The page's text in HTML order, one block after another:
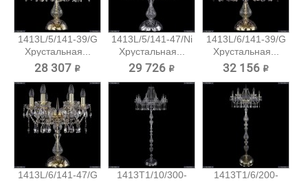
1413L/5/141-39/G
Хрустальная...
28 307 ₽
1413L/5/141-47/Ni
Хрустальная...
29 726 ₽
1413L/6/141-39/G
Хрустальная...
32 156 ₽
1413L/6/141-47/G
1413T1/10/300-
1413T1/6/200-